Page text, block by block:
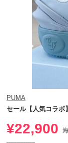
PUMA
セール【人気コラ
¥22,900